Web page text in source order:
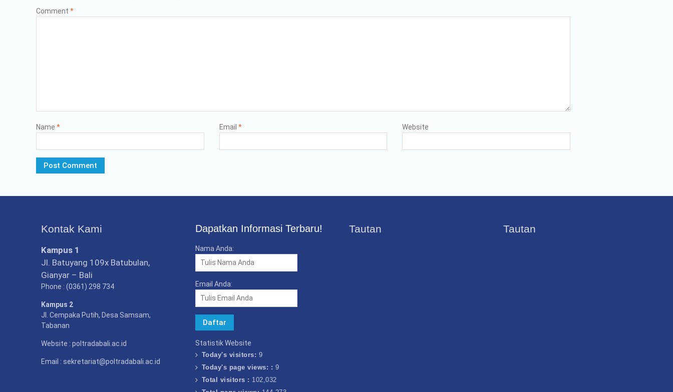
Comment *
Name * Email * Website
Kontak Kami
Kampus 1
Jl. Batuyang 109x Batubulan,
Gianyar – Bali
Phone : (0361) 298 734
Kampus 2
Jl. Cempaka Putih, Desa Samsam,
Tabanan
Website : poltradabali.ac.id
Email : sekretariat@poltradabali.ac.id
Dapatkan Informasi Terbaru!
Nama Anda:
Email Anda:
Statistik Website
Today's visitors: 9
Today's page views: : 9
Total visitors : 102,032
Tautan Tautan